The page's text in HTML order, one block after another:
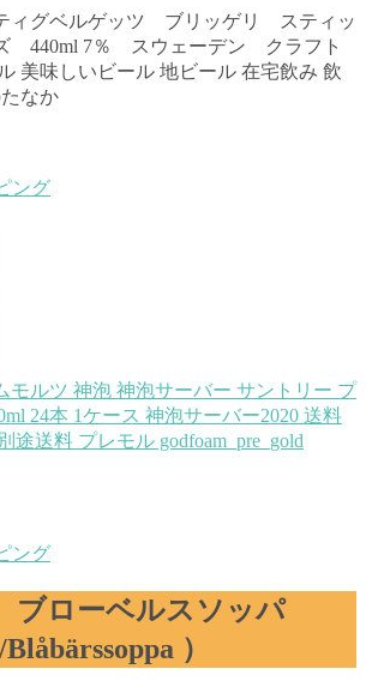
ィグベルゲッツ ブリッゲリ スティッ
440ml 7％ スウェーデン クラフト
美味しいビール 地ビール 在宅飲み 飲
なか
ング
モルツ 神泡 神泡サーバー サントリー プ
24本 1ケース 神泡サーバー2020 送料
送料 プレモル godfoam_pre_gold
ング
ローベルスソッパ
）